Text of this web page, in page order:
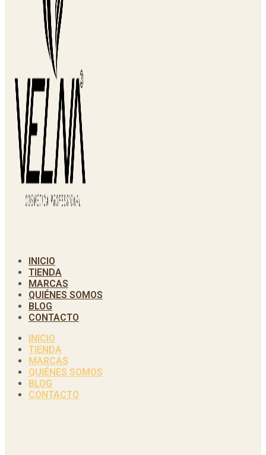
INICIO
TIENDA
MARCAS
QUIÉNES SOMOS
BLOG
CONTACTO
INICIO
TIENDA
MARCAS
QUIÉNES SOMOS
BLOG
CONTACTO